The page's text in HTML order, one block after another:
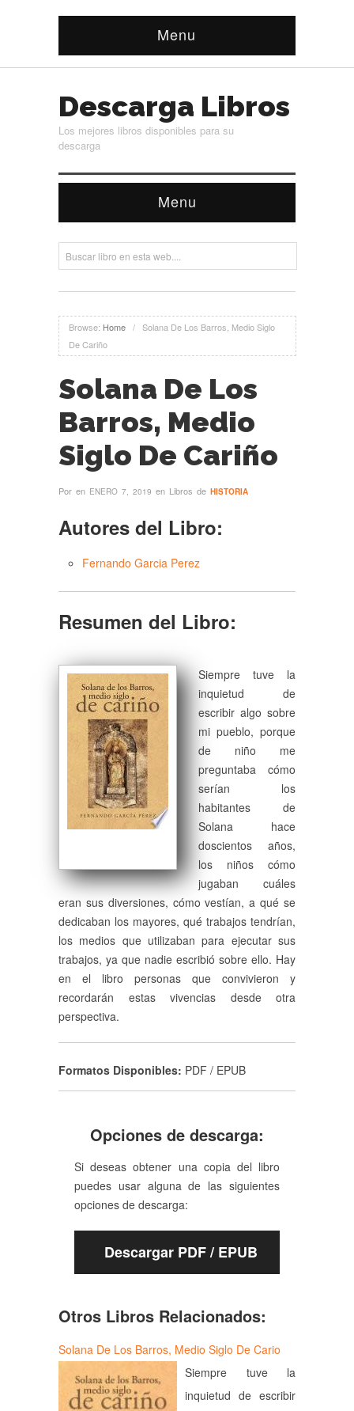
Menu
Descarga Libros
Los mejores libros disponibles para su
descarga
Menu
Browse: Home / Solana De Los Barros, Medio Siglo
De Cariño
Solana De Los
Barros, Medio
Siglo De Cariño
Por en ENERO 7, 2019 en Libros de HISTORIA
Autores del Libro:
Fernando Garcia Perez
Resumen del Libro:
Siempre tuve la
inquietud de
escribir algo sobre
mi pueblo, porque
de niño me
preguntaba cómo
serían los
habitantes de
Solana hace
doscientos años,
los niños cómo
jugaban cuáles
eran sus diversiones, cómo vestían, a qué se
dedicaban los mayores, qué trabajos tendrían,
los medios que utilizaban para ejecutar sus
trabajos, ya que nadie escribió sobre ello. Hay
en el libro personas que convivieron y
recordarán estas vivencias desde otra
perspectiva.
Formatos Disponibles: PDF / EPUB
Opciones de descarga:
Si deseas obtener una copia del libro
puedes usar alguna de las siguientes
opciones de descarga:
Descargar PDF / EPUB
Otros Libros Relacionados:
Solana De Los Barros, Medio Siglo De Cario
Siempre tuve la
inquietud de escribir